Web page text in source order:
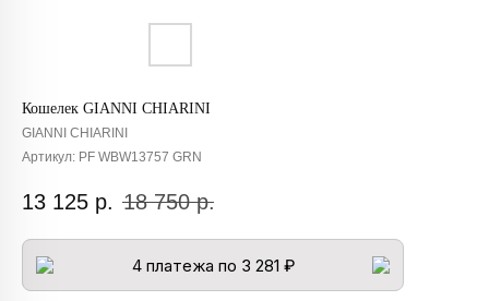
Кошелек GIANNI CHIARINI
GIANNI CHIARINI
Артикул: PF WBW13757 GRN
13 125 р. 18 750 р.
4 платежа по 3 281 ₽